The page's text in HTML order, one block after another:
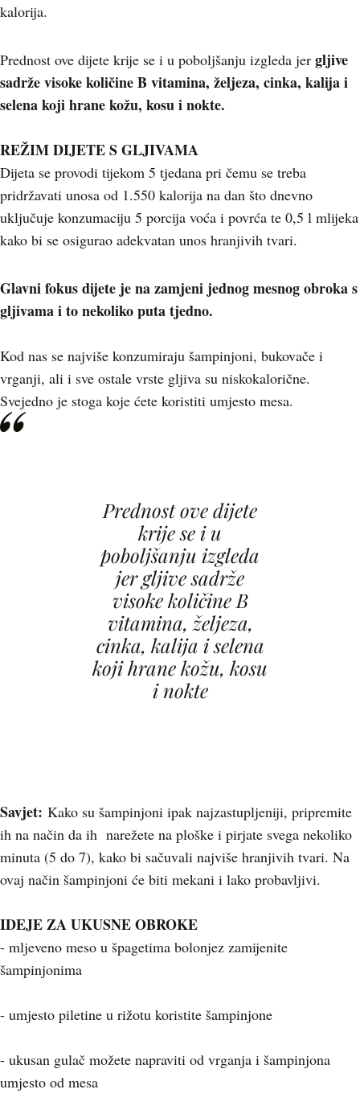
kalorija.
Prednost ove dijete krije se i u poboljšanju izgleda jer gljive
sadrže visoke količine B vitamina, željeza, cinka, kalija i
selena koji hrane kožu, kosu i nokte.
REŽIM DIJETE S GLJIVAMA
Dijeta se provodi tijekom 5 tjedana pri čemu se treba
pridržavati unosa od 1.550 kalorija na dan što dnevno
uključuje konzumaciju 5 porcija voća i povrća te 0,5 l mlijeka
kako bi se osigurao adekvatan unos hranjivih tvari.
Glavni fokus dijete je na zamjeni jednog mesnog obroka s
gljivama i to nekoliko puta tjedno.
Kod nas se najviše konzumiraju šampinjoni, bukovače i
vrganji, ali i sve ostale vrste gljiva su niskokalorične.
Svejedno je stoga koje ćete koristiti umjesto mesa.
Prednost ove dijete
krije se i u
poboljšanju izgleda
jer gljive sadrže
visoke količine B
vitamina, željeza,
cinka, kalija i selena
koji hrane kožu, kosu
i nokte
Savjet: Kako su šampinjoni ipak najzastupljeniji, pripremite
ih na način da ih narežete na ploške i pirjate svega nekoliko
minuta (5 do 7), kako bi sačuvali najviše hranjivih tvari. Na
ovaj način šampinjoni će biti mekani i lako probavljivi.
IDEJE ZA UKUSNE OBROKE
- mljeveno meso u špagetima bolonjez zamijenite
šampinjonima
- umjesto piletine u rižotu koristite šampinjone
- ukusan gulač možete napraviti od vrganja i šampinjona
umjesto od mesa